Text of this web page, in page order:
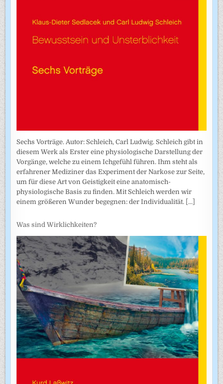
Sechs Vorträge. Autor: Schleich, Carl Ludwig. Schleich gibt in
diesem Werk als Erster eine physiologische Darstellung der
Vorgänge, welche zu einem Ichgefühl führen. Ihm steht als
erfahrener Mediziner das Experiment der Narkose zur Seite,
um für diese Art von Geistigkeit eine anatomisch-
physiologische Basis zu finden. Mit Schleich werden wir
einem größeren Wunder begegnen: der Individualität. [...]
Was sind Wirklichkeiten?